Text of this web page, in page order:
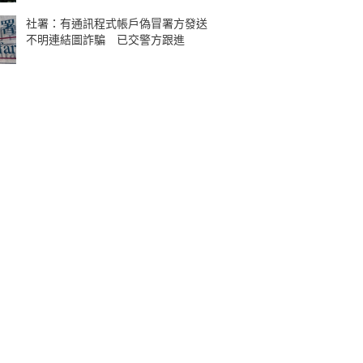
社署：有通訊程式帳戶偽冒署方發送
不明連結圖詐騙 已交警方跟進